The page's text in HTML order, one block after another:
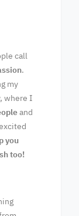
call
.
my
where I
and
you
too!